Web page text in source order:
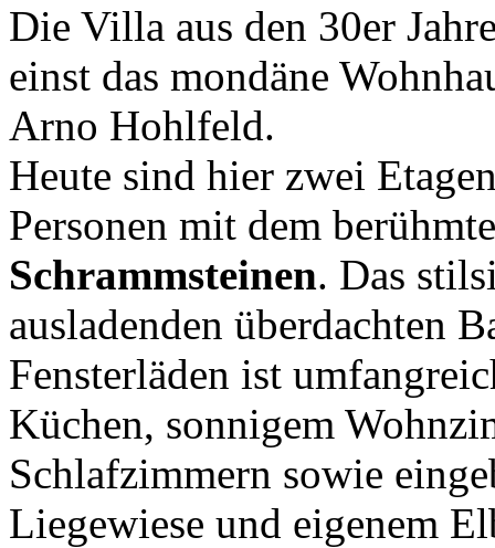
Die Villa aus den 30er
einst das mondäne
Arno Hohlfeld.
Heute sind hier zwei
Personen mit dem
Schrammsteinen. Das
ausladenden überdachten
Fensterläden ist
Küchen, sonnigem
Schlafzimmern sowie
Liegewiese und eigenem